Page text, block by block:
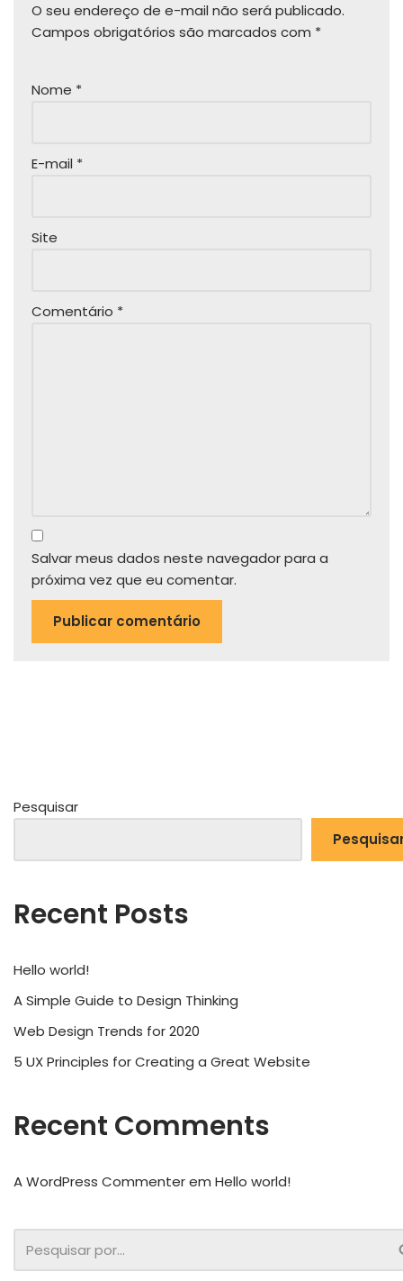
O seu endereço de e-mail não será publicado.
Campos obrigatórios são marcados com *
Nome *
E-mail *
Site
Comentário *
Salvar meus dados neste navegador para a
próxima vez que eu comentar.
Pesquisar
Recent Posts
Hello world!
A Simple Guide to Design Thinking
Web Design Trends for 2020
5 UX Principles for Creating a Great Website
Recent Comments
A WordPress Commenterem Hello world!